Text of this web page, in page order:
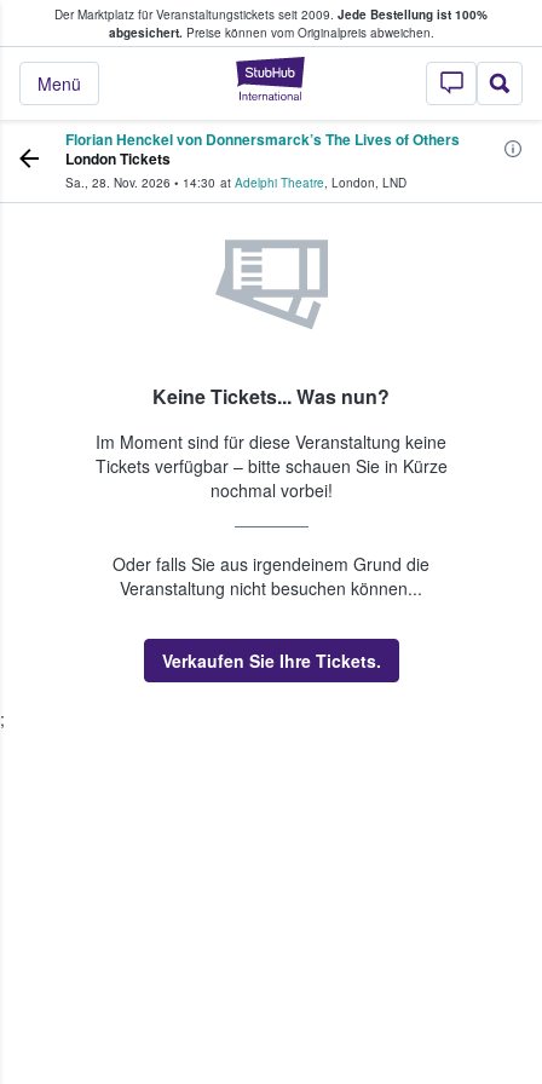
Der Marktplatz für Veranstaltungstickets seit 2009. Jede Bestellung ist 100%
abgesichert.Preise können vom Originalpreis abweichen.
StubHub - Wo
Menü
Tickets kaufen & verkaufen
Florian Henckel von Donnersmarck’s The Lives of Others
London Tickets
Sa., 28. Nov. 2026 • 14:30 at Adelphi Theatre, London, LND
Keine Tickets... Was nun?
Im Moment sind für diese Veranstaltung keine
Tickets verfügbar – bitte schauen Sie in Kürze
nochmal vorbei!
Oder falls Sie aus irgendeinem Grund die
Veranstaltung nicht besuchen können...
Verkaufen Sie Ihre Tickets.
;